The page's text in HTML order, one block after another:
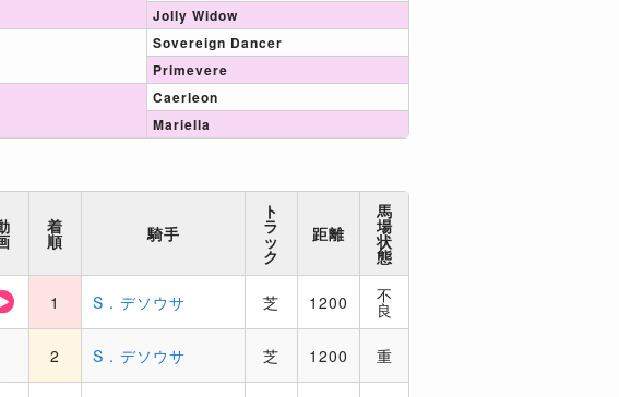
Jolly Widow
Sovereign Dancer
Primevere
Caerleon
Mariella
着
順 騎手
ト
ラ
ッ
ク
距離
馬
場
状
態
1 S．デソウサ 芝 1200 不
良
2 S．デソウサ 芝 1200 重